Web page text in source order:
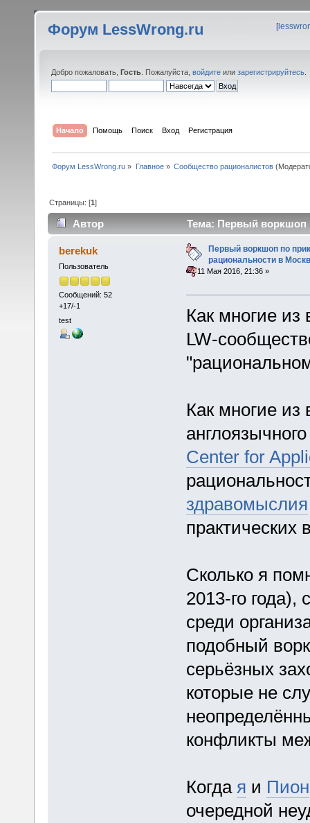
Форум LessWrong.ru [
Добро пожаловать, Гость . Пожалуйста, войдите или зарегистрируйтесь
Начало Помощь Поиск Вход Регистрация
Форум LessWrong.ru » Главное» Сообщество рационалистов
Страницы: [1]
Автор
Тема: Первый воркшоп
(Прочитано 25719 раз)
berekuk
Пользователь
Сообщений: 52
+17/-1
test
Первый воркшоп по
рациональности в
«:11 Мая 2016, 21:36 »
Как многие из
LW-
Как многие
Center for
здравомыслия
практических
Сколько я
2013-го года),
среди
подобный
серьёзных
которые не
конфликты
Когда я и Пион
очередной